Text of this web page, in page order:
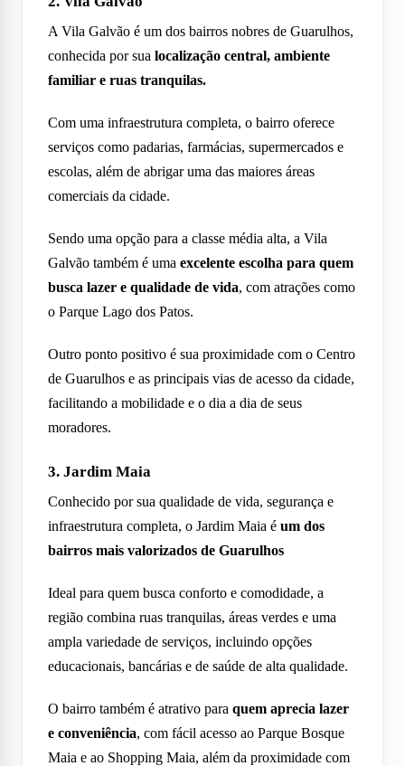
A Vila Galvão é um dos bairros nobres de Guarulhos,
conhecida por sua localização central, ambiente
familiar e ruas tranquilas.
Com uma infraestrutura completa, o bairro oferece
serviços como padarias, farmácias, supermercados e
escolas, além de abrigar uma das maiores áreas
comerciais da cidade.
Sendo uma opção para a classe média alta, a Vila
Galvão também é uma excelente escolha para quem
busca lazer e qualidade de vida, com atrações como
o Parque Lago dos Patos.
Outro ponto positivo é sua proximidade com o Centro
de Guarulhos e as principais vias de acesso da cidade,
facilitando a mobilidade e o dia a dia de seus
moradores.
3. Jardim Maia
Conhecido por sua qualidade de vida, segurança e
infraestrutura completa, o Jardim Maia é um dos
bairros mais valorizados de Guarulhos
Ideal para quem busca conforto e comodidade, a
região combina ruas tranquilas, áreas verdes e uma
ampla variedade de serviços, incluindo opções
educacionais, bancárias e de saúde de alta qualidade.
O bairro também é atrativo para quem aprecia lazer
e conveniência, com fácil acesso ao Parque Bosque
Maia e ao Shopping Maia, além da proximidade com